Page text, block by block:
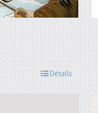
Détails